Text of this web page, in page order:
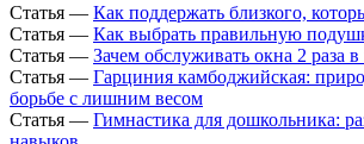
Статья — Как поддержать близкого,
Статья — Как выбрать правильную
Статья — Зачем обслуживать окна 2 раза в
Статья — Гарциния камбоджийская:
борьбе с лишним весом
Статья — Гимнастика для дошкольника: